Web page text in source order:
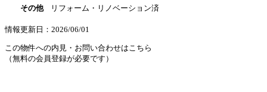
その他 リフォーム・リノベーション済
情報更新日：2026/06/01
この物件への内見・お問い合わせはこちら
（無料の会員登録が必要です）